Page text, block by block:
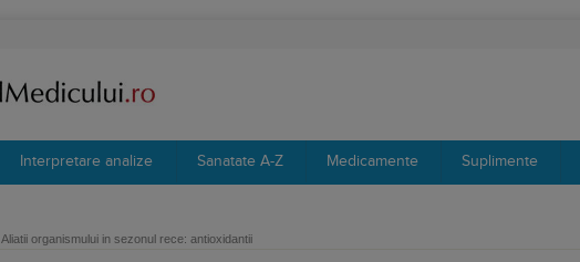
Interpretare analize Sanatate A-Z Medicamente Suplimente
Aliatii organismului in sezonul rece: antioxidantii